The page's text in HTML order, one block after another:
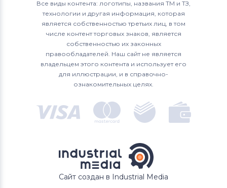
Все виды контента: логотипы, названия ТМ и ТЗ,
технологии и другая информация, которая
является собственностью третьих лиц, в том
числе контент торговых знаков, является
собственностью их законных
правообладателей. Наш сайт не является
владельцем этого контента и использует его
для иллюстрации, и в справочно-
ознакомительных целях.
Сайт создан в Industrial Media